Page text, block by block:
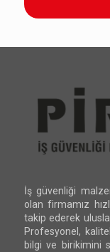
İş güvenliği
olan firmamız
takip ederek
Profesyonel,
bilgi ve birikimini